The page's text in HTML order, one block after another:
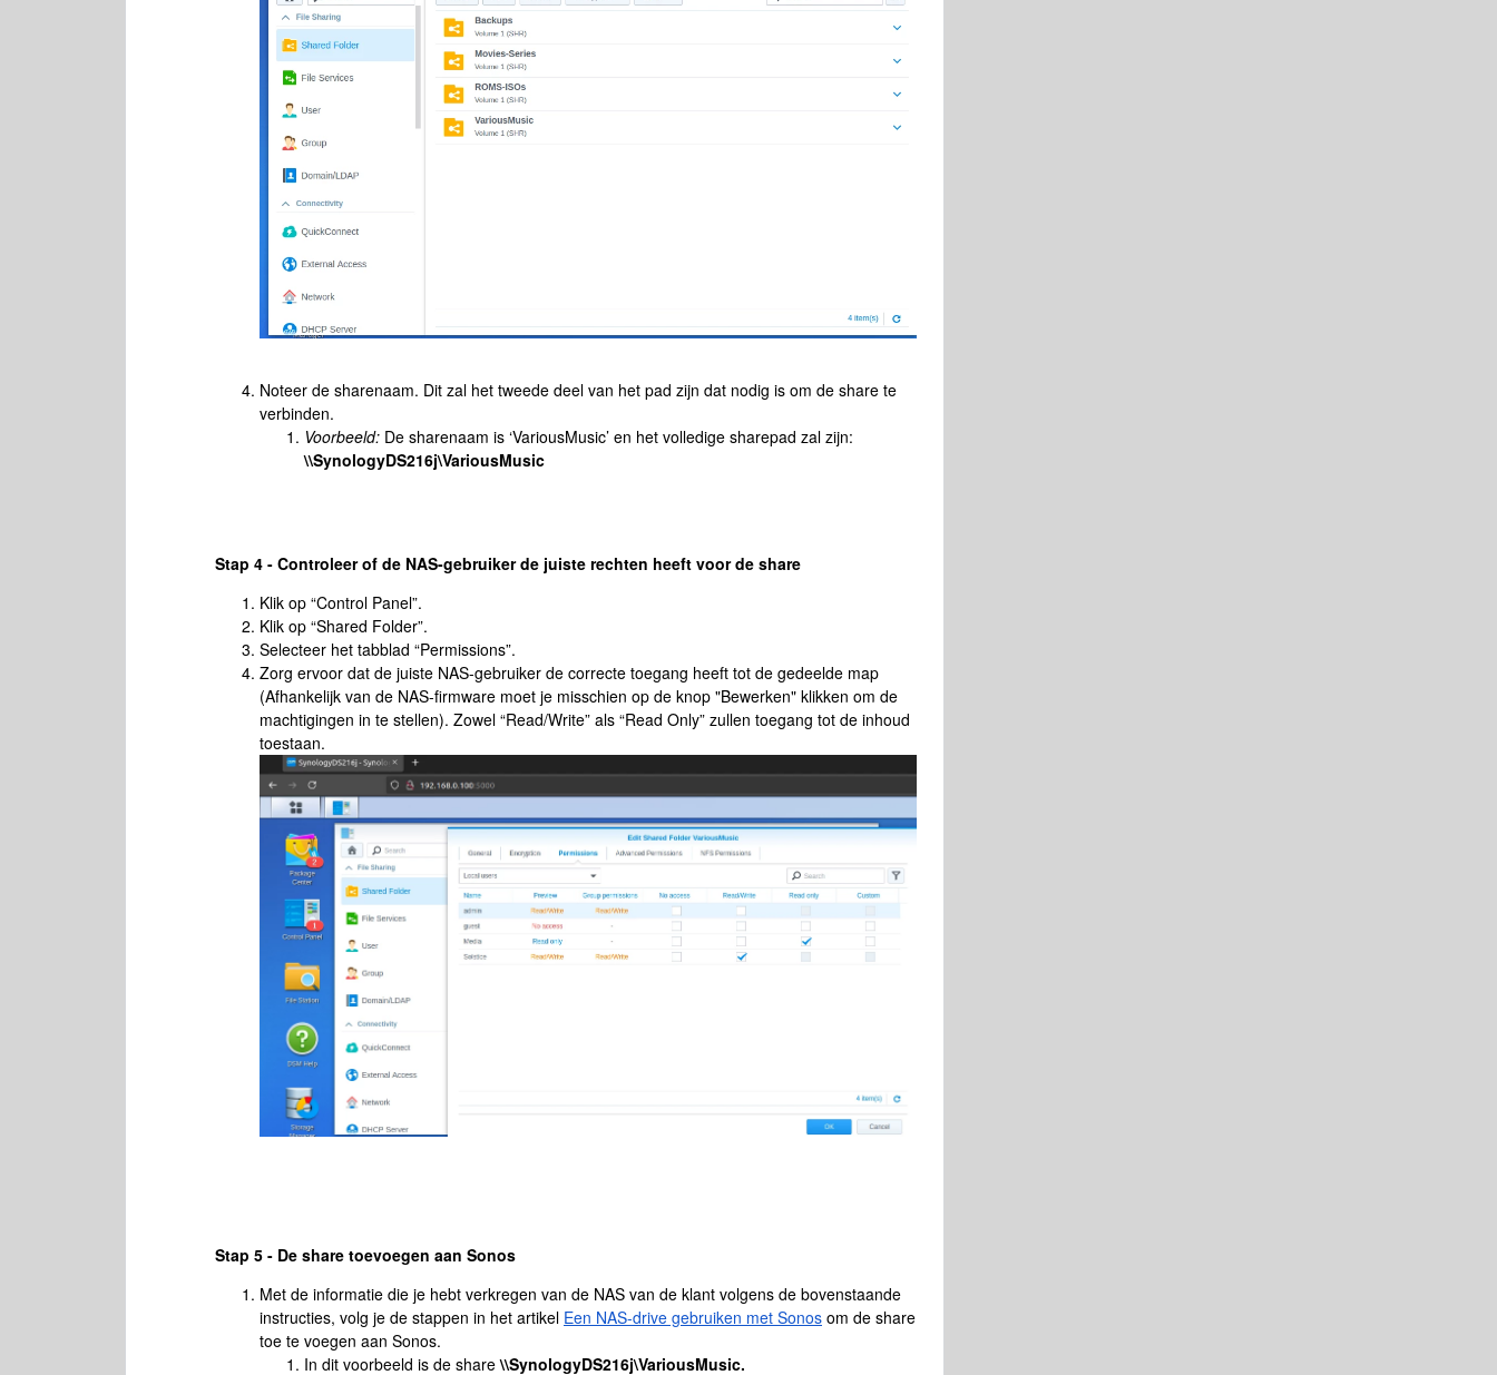
Noteer de sharenaam. Dit zal het tweede deel van het pad zijn dat nodig is om de share te
verbinden.
Voorbeeld: De sharenaam is ‘VariousMusic’ en het volledige sharepad zal zijn:
\\SynologyDS216j\VariousMusic
Stap 4 - Controleer of de NAS-gebruiker de juiste rechten heeft voor de share
Klik op “Control Panel”.
Klik op “Shared Folder”.
Selecteer het tabblad “Permissions”.
Zorg ervoor dat de juiste NAS-gebruiker de correcte toegang heeft tot de gedeelde map
(Afhankelijk van de NAS-firmware moet je misschien op de knop "Bewerken" klikken om de
machtigingen in te stellen). Zowel “Read/Write” als “Read Only” zullen toegang tot de inhoud
toestaan.
Stap 5 - De share toevoegen aan Sonos
Met de informatie die je hebt verkregen van de NAS van de klant volgens de bovenstaande
instructies, volg je de stappen in het artikel Een NAS-drive gebruiken met Sonos om de share
toe te voegen aan Sonos.
In dit voorbeeld is de share\\SynologyDS216j\VariousMusic.